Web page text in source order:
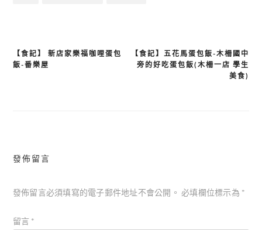
文
【食記】 新店家樂福咖哩蛋包
飯-番樂屋
【食記】五花馬蛋包飯-木柵國中
旁的好吃蛋包飯(木柵一店 學生
美食)
發佈留言
發佈留言必須填寫的電子郵件地址不會公開。 必填欄位標示為 *
留言 *